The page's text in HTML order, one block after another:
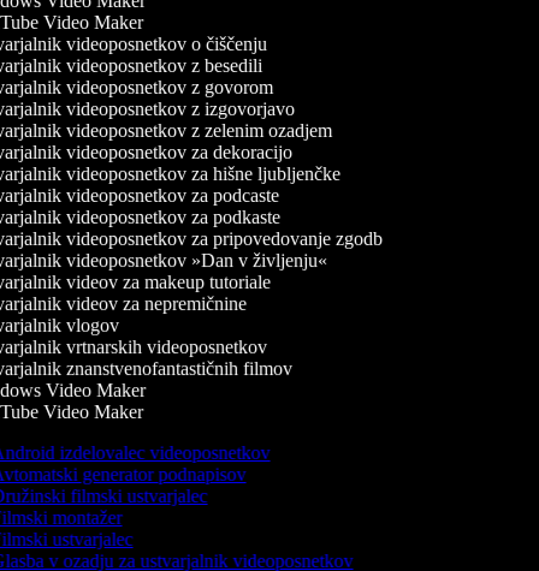
Video Maker
videoposnetkov o čiščenju
videoposnetkov z besedili
videoposnetkov z govorom
videoposnetkov z izgovorjavo
videoposnetkov z zelenim ozadjem
videoposnetkov za dekoracijo
videoposnetkov za hišne ljubljenčke
videoposnetkov za podcaste
videoposnetkov za podkaste
videoposnetkov za pripovedovanje zgodb
videoposnetkov »Dan v življenju«
videov za makeup tutoriale
videov za nepremičnine
vlogov
vrtnarskih videoposnetkov
znanstvenofantastičnih filmov
Video Maker
Video Maker
izdelovalec videoposnetkov
generator podnapisov
filmski ustvarjalec
montažer
ustvarjalec
v ozadju za ustvarjalnik videoposnetkov